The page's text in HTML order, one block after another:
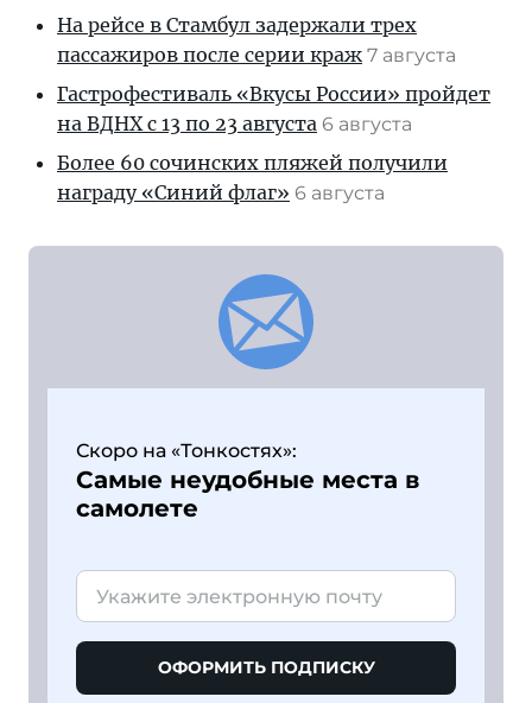
На рейсе в Стамбул задержали трех
пассажиров после серии краж 7 августа
Гастрофестиваль «Вкусы России» пройдет
на ВДНХ с 13 по 23 августа 6 августа
Более 60 сочинских пляжей получили
награду «Синий флаг» 6 августа
Скоро на «Тонкостях»:
Самые неудобные места в
самолете
ОФОРМИТЬ ПОДПИСКУ